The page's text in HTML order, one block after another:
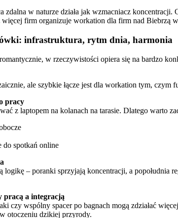
zdalna w naturze działa jak wzmacniacz
firm organizuje workation dla firm nad Biebrzą
infrastruktura, rytm dnia, harmonia
w rzeczywistości opiera się na bardzo
ale szybkie łącze jest dla workation tym,
pracy
z laptopem na kolanach na tarasie. Dlatego warto
do spotkań online
logikę – poranki sprzyjają koncentracji, a
pracą a integracją
czy wspólny spacer po bagnach mogą zdziałać
otoczeniu dzikiej przyrody.